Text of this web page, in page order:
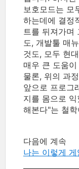
보호모드는 모
하는데에 결정
트를 뒤져가며
도, 개발툴 매
것도, 모두 현
매우 큰 도움
물론, 위의 과
앞으로 프로그
지를 몸으로
해본다"는 철학
다음에 계속
나는 이렇게